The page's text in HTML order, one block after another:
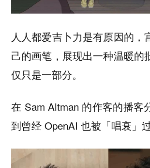
人人都爱吉卜力是有原因的，
己的画笔，展现出一种温暖的
仅只是一部分。
在 Sam Altman 的作客的播客
到曾经 OpenAI 也被「唱衰」